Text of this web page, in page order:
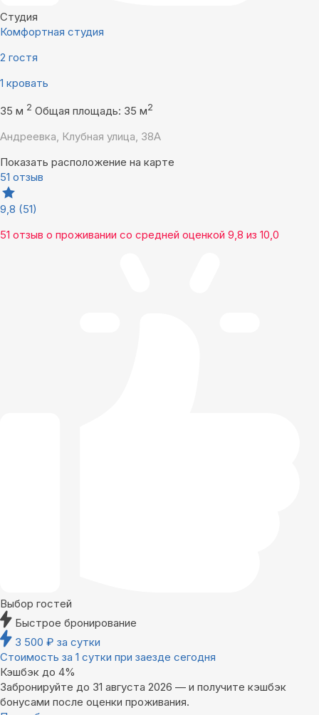
Студия
Комфортная студия
2 гостя
1 кровать
35 м 2 Общая площадь: 35 м2
Андреевка, Клубная улица, 38А
Показать расположение на карте
51 отзыв
9,8 (51)
51 отзыв о проживании со средней оценкой 9,8 из 10,0
Выбор гостей
Быстрое бронирование
3 500 ₽ за сутки
Стоимость за 1 сутки при заезде сегодня
Кэшбэк до 4%
Забронируйте до 31 августа 2026 — и получите кэшбэк
бонусами после оценки проживания.